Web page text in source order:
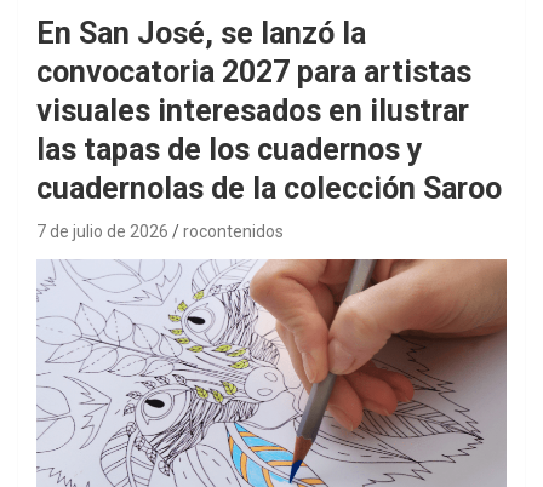
En San José, se lanzó la
convocatoria 2027 para artistas
visuales interesados en ilustrar
las tapas de los cuadernos y
cuadernolas de la colección Saroo
7 de julio de 2026 rocontenidos